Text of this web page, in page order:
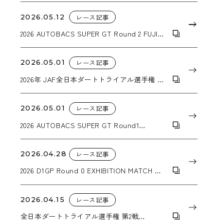
2026.05.12 レース記事
2026 AUTOBACS SUPER GT Round 2 FUJI
2026.05.01 レース記事
2026年 JAF全日本ダートトライアル選手権 第
2026.05.01 レース記事
2026 AUTOBACS SUPER GT Round1
2026.04.28 レース記事
2026 D1GP Round 0 EXHIBITION MATCH 松
2026.04.15 レース記事
全日本ダートトライアル選手権 第2戦